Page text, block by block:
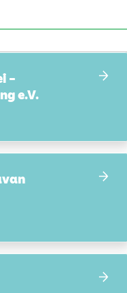
–
e.V.